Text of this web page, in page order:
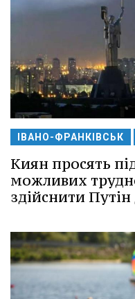
ІВАНО-ФРАНКІВСЬК
Киян просять
можливих
здійснити Путін